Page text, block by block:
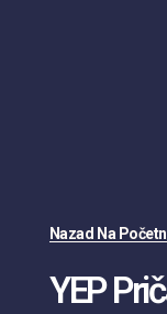
Nazad Na
YEP